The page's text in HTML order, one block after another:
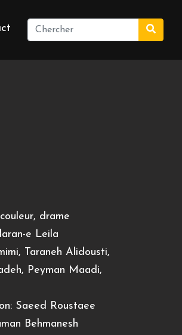
drame
e Leila
Taraneh Alidousti,
Peyman Maadi,
Saeed Roustaee
Behmanesh